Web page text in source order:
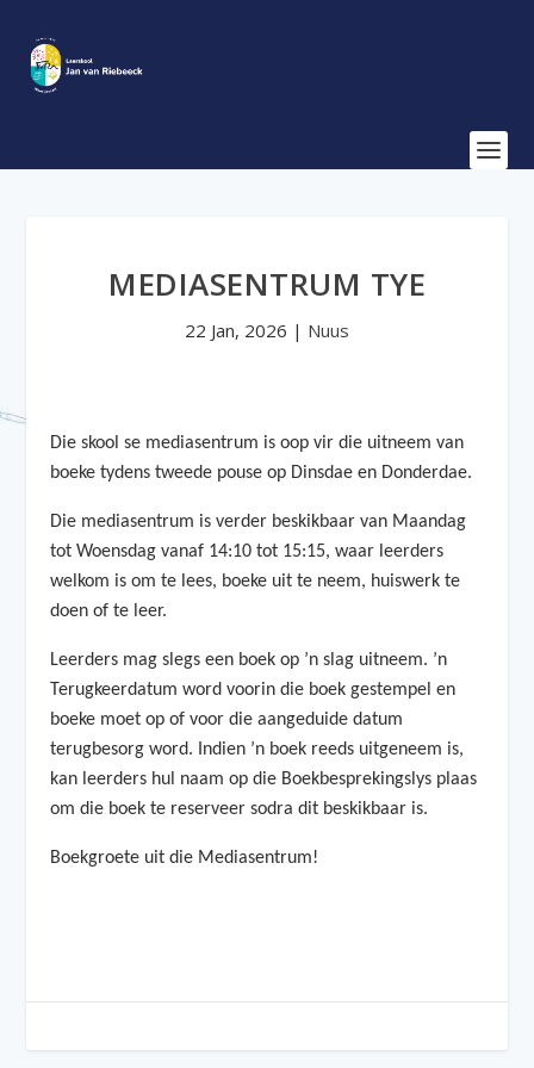
MEDIASENTRUM TYE
22 Jan, 2026 | Nuus
Die skool se mediasentrum is oop vir die uitneem van
boeke tydenstweede pouse op Dinsdae en Donderdae.
Die mediasentrum is verder beskikbaarvan Maandag
tot Woensdag vanaf 14:10 tot 15:15, waar leerders
welkom is om te lees, boeke uit te neem, huiswerk te
doen of te leer.
Leerders magslegs een boek op ’n slag uitneem. ’n
Terugkeerdatum word voorin die boek gestempel en
boeke moet op of voor die aangeduide datum
terugbesorg word. Indien ’n boek reeds uitgeneem is,
kan leerders hul naam op die Boekbesprekingslys plaas
om die boek te reserveer sodra dit beskikbaar is.
Boekgroete uit die Mediasentrum!